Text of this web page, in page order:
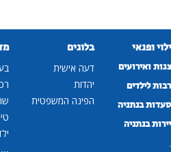
ופנאי
ואירועים
לילדים
בנתניה
בנתניה
בלוגים
דעה אישית
יהדות
הפינה המשפטית